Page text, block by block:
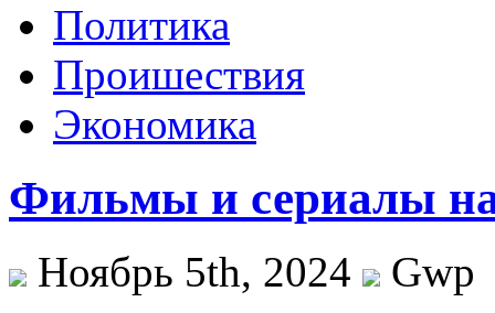
Политика
Проишествия
Экономика
Фильмы и сериалы
Ноябрь 5th, 2024
Gwp